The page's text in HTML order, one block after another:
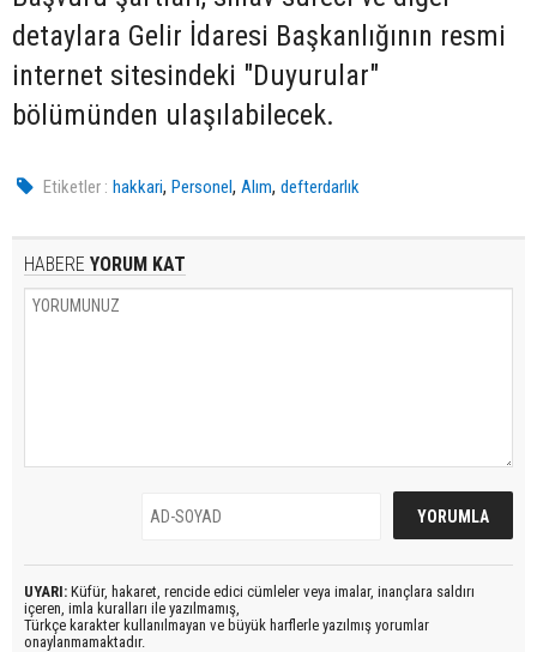
detaylara Gelir İdaresi Başkanlığının resmi
internet sitesindeki "Duyurular"
bölümünden ulaşılabilecek.
Etiketler : hakkari,Personel,Alım,defterdarlık
HABERE YORUM KAT
UYARI: Küfür, hakaret, rencide edici cümleler veya imalar, inançlara saldırı
içeren, imla kuralları ile yazılmamış,
Türkçe karakter kullanılmayan ve büyük harflerle yazılmış yorumlar
onaylanmamaktadır.